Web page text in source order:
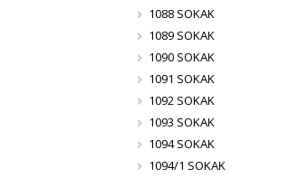
1088 SOKAK
1089 SOKAK
1090 SOKAK
1091 SOKAK
1092 SOKAK
1093 SOKAK
1094 SOKAK
1094/1 SOKAK